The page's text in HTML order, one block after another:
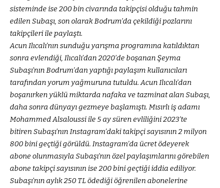
sisteminde ise 200 bin civarında takipçisi olduğu tahmin
edilen Subaşı, son olarak Bodrum’da çekildiği pozlarını
takipçileri ile paylaştı.
Acun Ilıcalı’nın sunduğu yarışma programına katıldıktan
sonra evlendiği, Ilıcalı’dan 2020’de boşanan Şeyma
Subaşı’nın Bodrum’dan yaptığı paylaşım kullanıcıları
tarafından yorum yağmuruna tutuldu. Acun Ilıcalı’dan
boşanırken yüklü miktarda nafaka ve tazminat alan Subaşı,
daha sonra dünyayı gezmeye başlamıştı. Mısırlı iş adamı
Mohammed Alsaloussi ile 5 ay süren evliliğini 2023’te
bitiren Subaşı’nın Instagram’daki takipçi sayısının 2 milyon
800 bini geçtiği görüldü. Instagram’da ücret ödeyerek
abone olunmasıyla Subaşı’nın özel paylaşımlarını görebilen
abone takipçi sayısının ise 200 bini geçtiği iddia ediliyor.
Subaşı’nın aylık 250 TL ödediği öğrenilen abonelerine